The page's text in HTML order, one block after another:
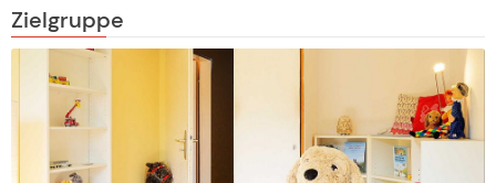
Zielgruppe